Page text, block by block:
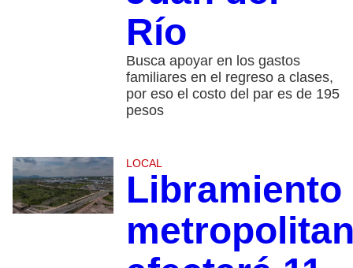
Río
Busca apoyar en los gastos
familiares en el regreso a clases,
por eso el costo del par es de 195
pesos
LOCAL
Libramiento